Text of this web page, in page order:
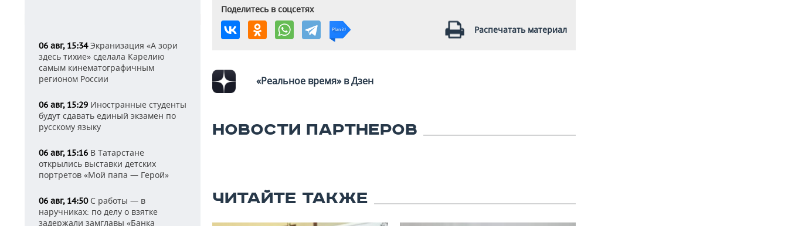
06 авг, 15:34Экранизация «А зори
здесь тихие» сделала Карелию
самым кинематографичным
регионом России
06 авг, 15:29 Иностранные студенты
будут сдавать единый экзамен по
русскому языку
06 авг, 15:16 В Татарстане
открылись выставки детских
портретов «Мой папа — Герой»
06 авг, 14:50С работы — в
наручниках: по делу о взятке
задержали замглавы «Банка
Поделитесь в соцсетях
Распечатать материал
«Реальное время» в Дзен
НОВОСТИ ПАРТНЕРОВ
ЧИТАЙТЕ ТАКЖЕ